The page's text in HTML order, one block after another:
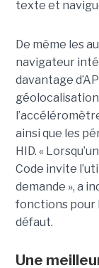
texte et
De même les
navigateur
davantage
ainsi que les
HID. «
Code invite
demande », a
fonctions pour
défaut.
Une